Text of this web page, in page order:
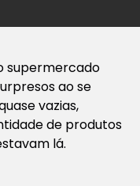
supermercado
ao se
vazias,
de produtos
lá.